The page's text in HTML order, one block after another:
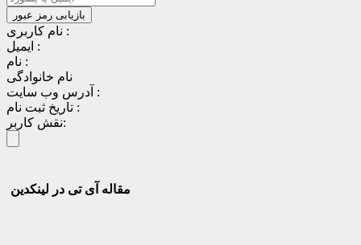
نام کاربری :
ایمیل :
نام :
نام خانوادگی
آدرس وب سایت :
تاریخ ثبت نام :
نقش کاربر:
مقاله آی تی در لینکدین